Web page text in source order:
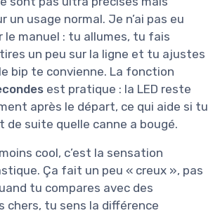
un usage normal. Je n’ai pas eu
le manuel : tu allumes, tu fais
un peu sur la ligne et tu ajustes
bip te convienne. La fonction
est pratique : la LED reste
après le départ, ce qui aide si tu
de suite quelle canne a bougé.
cool, c’est la sensation
Ça fait un peu « creux », pas
tu compares avec des
chers, tu sens la différence